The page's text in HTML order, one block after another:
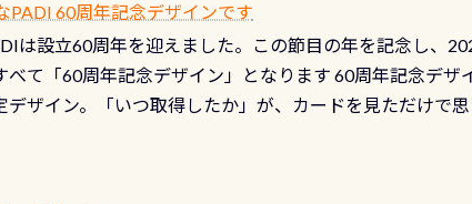
に1行目の「水漏れ検査代」が5,500円掛かります そこで
に、ドライスーツの点検・オーバーホールを出して頂い
クリーニングだけでも出そうと思ってる方は、セットで
10月の間で開催しております 長良川ってどんな川？ 長
汚染の少ない、または無い川のこと）で岐阜県の郡上市
」にまた2001年には「日本の水浴場88選」に全国で唯
ほどあり十分ダイビングを楽しむことが出来ます 川原
PADI 60周年記念デザインです
は設立60周年を迎えました。この節目の年を記念し、
べて「60周年記念デザイン」となります 60周年記念デ
デザイン。「いつ取得したか」が、カードを見ただけで